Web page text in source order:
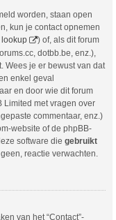
worden, staan open
kun je contact opnemen
) of, als dit forum
dotbb.be, enz.),
Wees je er bewust van dat
enkel geval
en door wie dit forum
Limited met vragen over
commentaar, enz.)
website of de phpBB-
software die gebruikt
reactie verwachten.
van het “Contact”-